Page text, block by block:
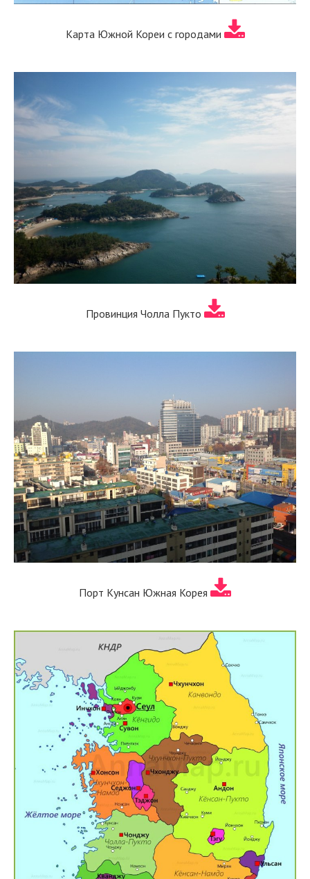
Карта Южной Кореи с городами
Провинция Чолла Пукто
Порт Кунсан Южная Корея